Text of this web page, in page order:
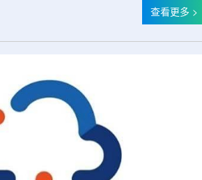
均已纳入其供应范围。据韩国卫生福
利部国家癌症登记处数据，2023年
向治疗的日益普及，对前列腺癌治...
查看更多 >